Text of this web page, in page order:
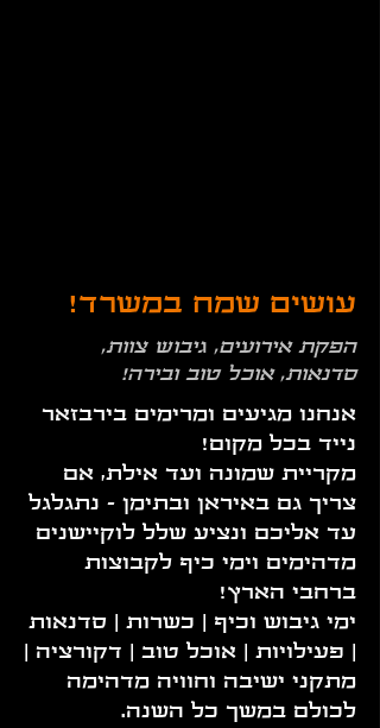
עושים שמח במשרד!
הפקת אירועים, גיבוש צוות,
סדנאות, אוכל טוב ובירה!
אנחנו מגיעים ומרימים בירבזאר
נייד בכל מקום!
מקריית שמונה ועד אילת, אם
צריך גם באיראן ובתימן - נתגלגל
עד אליכם ונציע שלל לוקיישנים
מדהימים וימי כיף לקבוצות
ברחבי הארץ!
ימי גיבוש וכיף | כשרות | סדנאות
| פעילויות | אוכל טוב | דקורציה |
מתקני ישיבה וחוויה מדהימה
לכולם במשך כל השנה.